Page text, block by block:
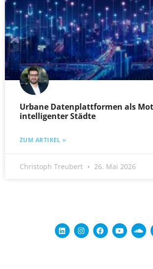
Urbane Datenplattformen als
intelligenter Städte
ZUM ARTIKEL »
Christoph Treubert 26. Mai 2026